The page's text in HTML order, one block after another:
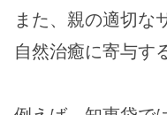
また、親の適切な
自然治癒に寄与す